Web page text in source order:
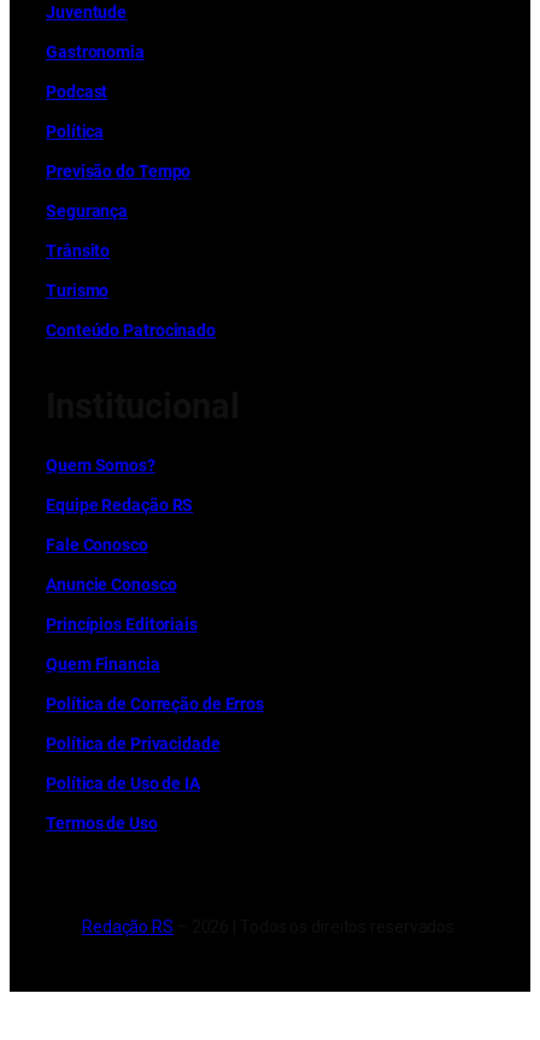
Juventude
Gastronomia
Podcast
Política
Previsão do Tempo
Segurança
Trânsito
Turismo
Conteúdo Patrocinado
Quem Somos?
Equipe Redação RS
Fale Conosco
Anuncie Conosco
Princípios Editoriais
Quem Financia
Política de Correção de Erros
Política de Privacidade
Política de Uso de IA
Termos de Uso
Redação RS